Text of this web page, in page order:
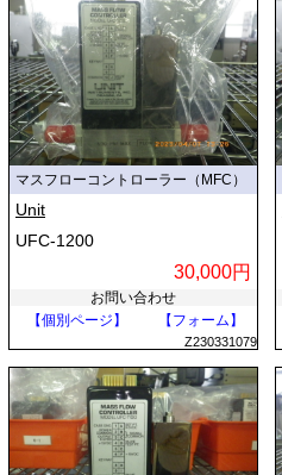
マスフローコントローラー（MFC）
Unit
UFC-1200
30,000円
お問い合わせ
【個別ページ】
【フォーム】
Z230331079